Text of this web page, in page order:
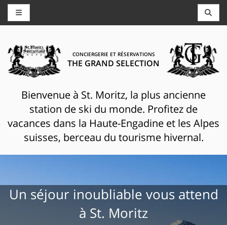
CONCIERGERIE ET RÉSERVATIONS
THE GRAND SELECTION
Bienvenue à St. Moritz, la plus ancienne
station de ski du monde. Profitez de
vacances dans la Haute-Engadine et les Alpes
suisses, berceau du tourisme hivernal.
Un séjour inoubliable vous attend
à St. Moritz